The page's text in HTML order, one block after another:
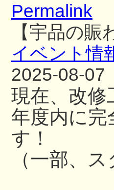
Permalink
【宇品の
イベント情
2025-08-07
現在、改修
年度内に
す！
（一部、